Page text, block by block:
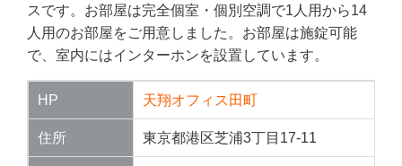
スです。お部屋は完全個室・個別空調で1人用から14
人用のお部屋をご用意しました。お部屋は施錠可能
で、室内にはインターホンを設置しています。
HP 天翔オフィス田町
住所 東京都港区芝浦3丁目17-11